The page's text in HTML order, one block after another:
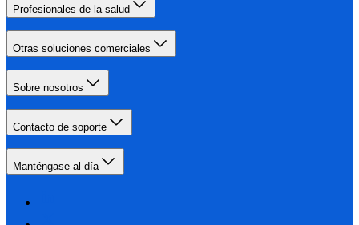
Profesionales de la salud
Otras soluciones comerciales
Sobre nosotros
Contacto de soporte
Manténgase al día